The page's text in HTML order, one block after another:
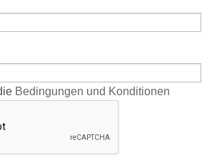
Bedingungen und Konditionen